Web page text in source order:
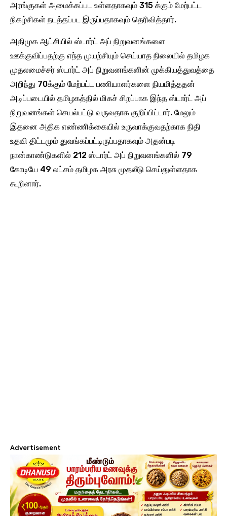
அரங்குகள் அமைக்கப்பட உள்ளதாகவும் 315 க்கும் மேற்பட்ட
நிகழ்சிகள் நடத்தப்பட இருப்பதாகவும் தெரிவித்தார்.
அதிமுக ஆட்சியில் ஸ்டார்ட் அப் நிறுவனங்களை
ஊக்குவிப்பதற்கு எந்த முயற்சியும் செய்யாத நிலையில் தமிழக
முதலமைச்சர் ஸ்டார்ட் அப் நிறுவனங்களின் முக்கியத்துவத்தை
அறிந்து 70க்கும் மேற்பட்ட பணியாளர்களை நியமித்ததன்
அடிப்படையில் தமிழகத்தில் மிகச் சிறப்பாக இந்த ஸ்டார்ட் அப்
நிறுவனங்கள் செயல்பட்டு வருவதாக குறிப்பிட்டார். மேலும்
இதனை அதிக எண்ணிக்கையில் உருவாக்குவதற்காக நிதி
உதவி திட்டமும் துவங்கப்பட்டிருப்பதாகவும் அதன்படி
நான்காண்டுகளில் 212 ஸ்டார்ட் அப் நிறுவனங்களில் 79
கோடியே 49 லட்சம் தமிழக அரசு முதலீடு செய்துள்ளதாக
கூறினார்.
Advertisement